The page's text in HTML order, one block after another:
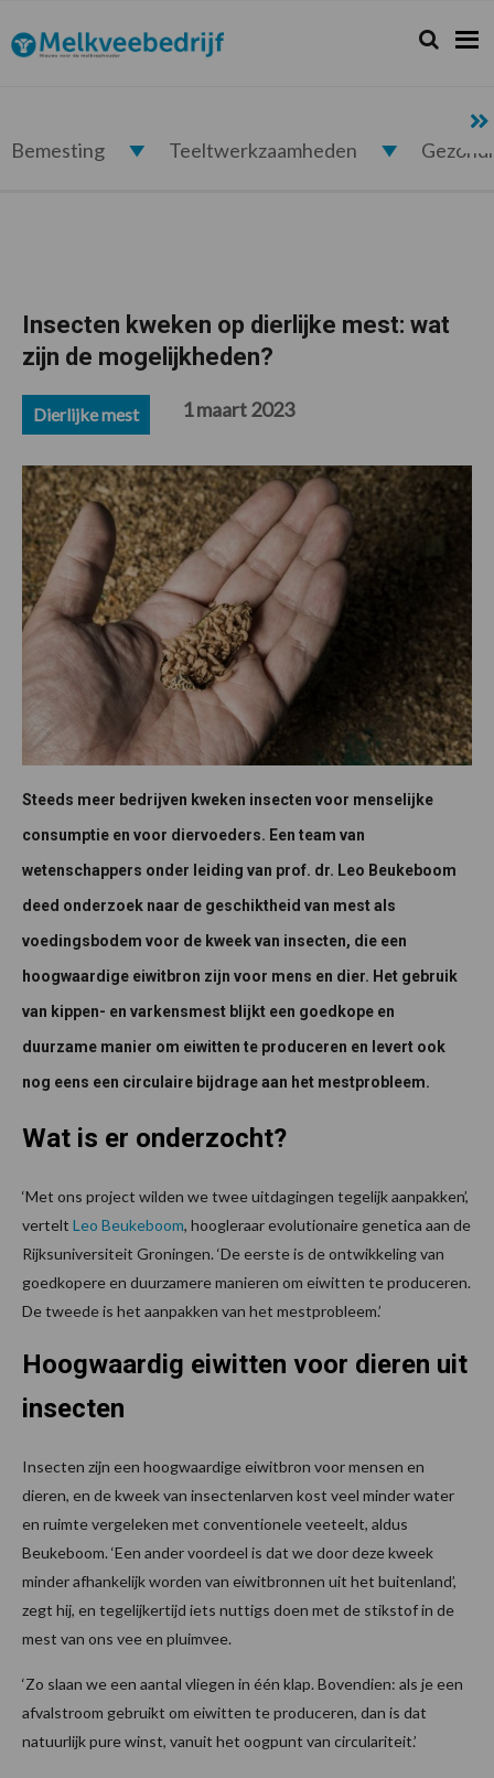
de
hoofdnavigatie
de
hoofd
de
eerste
de
voettekst
Melkveebedrijf.nl Zoeken...
Zoek
Bemesting Teeltwerkzaamheden
Insecten kweken op dierlijke mest: wat
zijn de mogelijkheden?
Dierlijke mest 1 maart 2023
Steeds meer bedrijven kweken insecten voor menselijke
consumptie en voor diervoeders. Een team van
wetenschappers onder leiding van prof. dr. Leo Beukeboom
deed onderzoek naar de geschiktheid van mest als
voedingsbodem voor de kweek van insecten, die een
hoogwaardige eiwitbron zijn voor mens en dier. Het gebruik
van kippen- en varkensmest blijkt een goedkope en
duurzame manier om eiwitten te produceren en levert ook
nog eens een circulaire bijdrage aan het mestprobleem.
Wat is er onderzocht?
‘Met ons project wilden we twee uitdagingen tegelijk aanpakken’,
vertelt Leo Beukeboom, hoogleraar evolutionaire genetica aan de
Rijksuniversiteit Groningen. ‘De eerste is de ontwikkeling van
goedkopere en duurzamere manieren om eiwitten te produceren.
De tweede is het aanpakken van het mestprobleem.’
Hoogwaardig eiwitten voor dieren uit
insecten
Insecten zijn een hoogwaardige eiwitbron voor mensen en
dieren, en de kweek van insectenlarven kost veel minder water
en ruimte vergeleken met conventionele veeteelt, aldus
Beukeboom. ‘Een ander voordeel is dat we door deze kweek
minder afhankelijk worden van eiwitbronnen uit het buitenland’,
zegt hij, en tegelijkertijd iets nuttigs doen met de stikstof in de
mest van ons vee en pluimvee.
‘Zo slaan we een aantal vliegen in één klap. Bovendien: als je een
afvalstroom gebruikt om eiwitten te produceren, dan is dat
natuurlijk pure winst, vanuit het oogpunt van circulariteit.’